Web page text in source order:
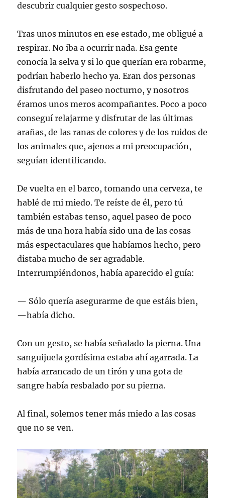
descubrir cualquier gesto sospechoso.
Tras unos minutos en ese estado, me obligué a
respirar. No iba a ocurrir nada. Esa gente
conocía la selva y si lo que querían era robarme,
podrían haberlo hecho ya. Eran dos personas
disfrutando del paseo nocturno, y nosotros
éramos unos meros acompañantes. Poco a poco
conseguí relajarme y disfrutar de las últimas
arañas, de las ranas de colores y de los ruidos de
los animales que, ajenos a mi preocupación,
seguían identificando.
De vuelta en el barco, tomando una cerveza, te
hablé de mi miedo. Te reíste de él, pero tú
también estabas tenso, aquel paseo de poco
más de una hora había sido una de las cosas
más espectaculares que habíamos hecho, pero
distaba mucho de ser agradable.
Interrumpiéndonos, había aparecido el guía:
— Sólo quería asegurarme de que estáis bien,
—había dicho.
Con un gesto, se había señalado la pierna. Una
sanguijuela gordísima estaba ahí agarrada. La
había arrancado de un tirón y una gota de
sangre había resbalado por su pierna.
Al final, solemos tener más miedo a las cosas
que no se ven.